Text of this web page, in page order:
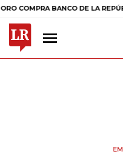
BANCO DE LA REPÚBLICA